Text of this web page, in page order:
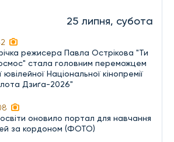
25 липня, субота
режисера Павла Острікова "Ти
стала головним переможцем
ювілейної Національної кінопремії
Дзиґа-2026"
оновило портал для навчання
за кордоном (ФОТО)